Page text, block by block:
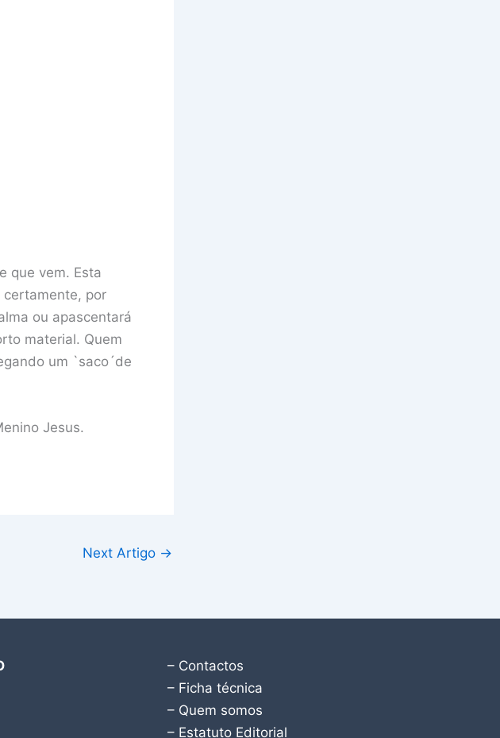
que vem. Esta
certamente, por
ou apascentará
material. Quem
um `saco´de
Jesus.
Next Artigo →
– Contactos
– Ficha técnica
– Quem somos
– Estatuto Editorial